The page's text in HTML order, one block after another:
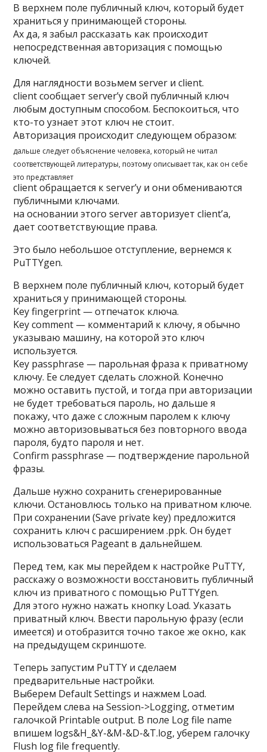
В верхнем поле публичный ключ, который будет
храниться у принимающей стороны.
Ах да, я забыл рассказать как происходит
непосредственная авторизация с помощью
ключей.
Для наглядности возьмем server и client.
client сообщает server’у свой публичный ключ
любым доступным способом. Беспокоиться, что
кто-то узнает этот ключ не стоит.
Авторизация происходит следующем образом:
дальше следует объяснение человека, который не читал
соответствующей литературы, поэтому описывает так, как он себе
это представляет
client обращается к server’у и они обмениваются
публичными ключами.
на основании этого server авторизует client’а,
дает соответствующие права.
Это было небольшое отступление, вернемся к
PuTTYgen.
В верхнем поле публичный ключ, который будет
храниться у принимающей стороны.
Key fingerprint — отпечаток ключа.
Key comment — комментарий к ключу, я обычно
указываю машину, на которой это ключ
используется.
Key passphrase — парольная фраза к приватному
ключу. Ее следует сделать сложной. Конечно
можно оставить пустой, и тогда при авторизации
не будет требоваться пароль, но дальше я
покажу, что даже с сложным паролем к ключу
можно авторизовываться без повторного ввода
пароля, будто пароля и нет.
Confirm passphrase — подтверждение парольной
фразы.
Дальше нужно сохранить сгенерированные
ключи. Остановлюсь только на приватном ключе.
При сохранении (Save private key) предложится
сохранить ключ с расширением.ppk. Он будет
использоваться Pageant в дальнейшем.
Перед тем, как мы перейдем к настройке PuTTY,
расскажу о возможности восстановить публичный
ключ из приватного с помощью PuTTYgen.
Для этого нужно нажать кнопку Load. Указать
приватный ключ. Ввести парольную фразу (если
имеется) и отобразится точно такое же окно, как
на предыдущем скриншоте.
Теперь запустим PuTTY и сделаем
предварительные настройки.
Выберем Default Settings и нажмем Load.
Перейдем слева наSession->Logging, отметим
галочкой Printable output. В поле Log file name
впишем logs&H_&Y-&M-&D-&T.log, уберем галочку
Flush log file frequently.